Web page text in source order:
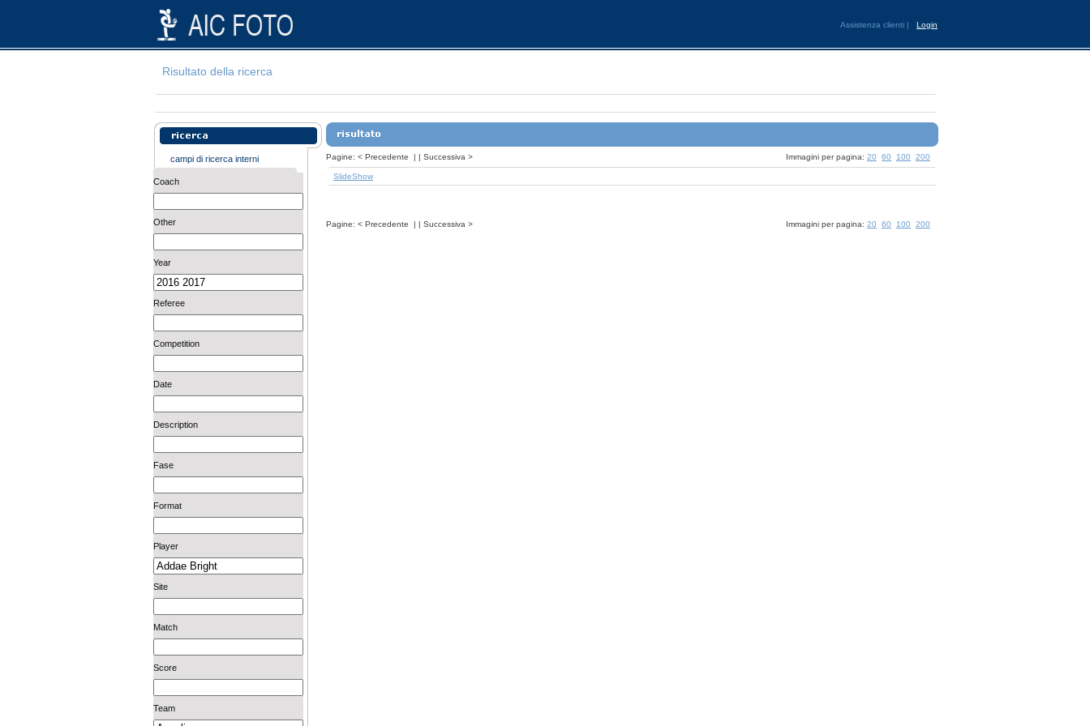
Assistenza clienti | Login
Risultato della ricerca
campi di ricerca interni
Coach
Other
Year
Referee
Competition
Date
Description
Fase
Format
Player
Site
Match
Score
Team
Pagine: < Precedente | | Successiva > Immagini per pagina: 20 60 100 200
SlideShow
Pagine: < Precedente | | Successiva > Immagini per pagina: 20 60 100 200